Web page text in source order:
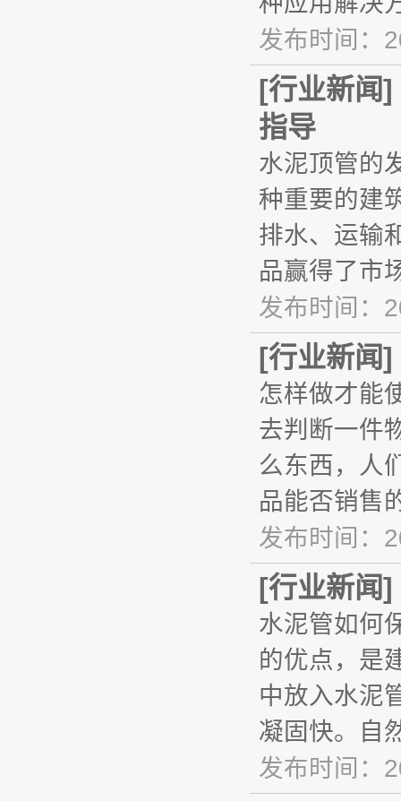
发布时间：
[行业新闻]
指导
水泥顶管的
种重要的建
排水、运输
品赢得了市
发布时间：
[行业新闻]
怎样做才能
去判断一件
么东西，人
品能否销售
发布时间：
[行业新闻]
水泥管如何
的优点，是
中放入水泥
凝固快。自
发布时间：